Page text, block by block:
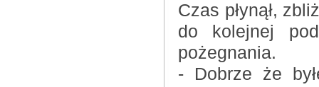
Czas płynął,
do kolejnej
pożegnania.
- Dobrze że